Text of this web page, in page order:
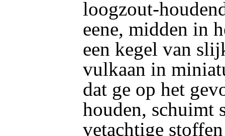
loogzout-
eene, midden in
een kegel van
vulkaan in
dat ge op het
houden, schuimt
vetachtige